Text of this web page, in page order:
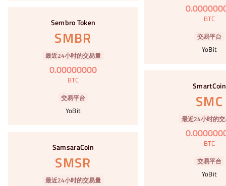
0.
BTC
交易平台
YoBit
Sembro Token
SMBR
最近24小时的交易量
0.00000000
BTC
交易平台
YoBit
SmartCoin
SMC
最近24小时的
0.
BTC
交易平台
YoBit
SamsaraCoin
SMSR
最近24小时的交易量